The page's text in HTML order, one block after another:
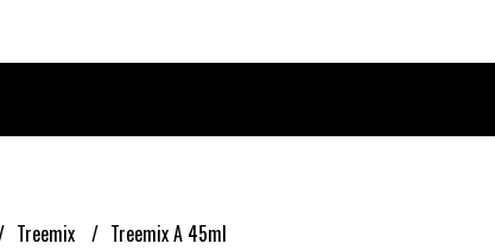
Treemix Treemix A 45ml